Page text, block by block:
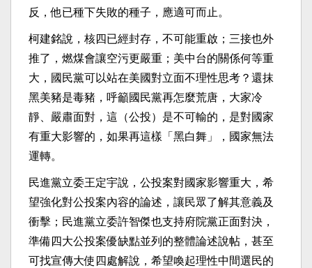
反，他已種下失敗的種子，應適可而止。
柯建銘說，核四已經封存，不可能重啟；三接也外
推了，燃煤會讓空污更嚴重；美中台的關係何等重
大，國民黨可以站在美國對立面不理性思考？還抹
黑美豬是毒豬，呼籲國民黨再怎麼荒唐，大家冷
靜、嚴肅面對，這（公投）是不可輸的，是對國家
有重大影響的，如果再這樣「黑白舞」，國家無法
運轉。
民進黨立委王定宇說，公投案對國家影響重大，希
望強化對公投案內容的論述，讓民眾了解其意義及
衝擊；民進黨立委許智傑也支持府院黨正面對決，
準備四大公投案優缺點並列的整體論述說帖，甚至
可找宣傳大使四處解說，希望喚起理性中間選民的